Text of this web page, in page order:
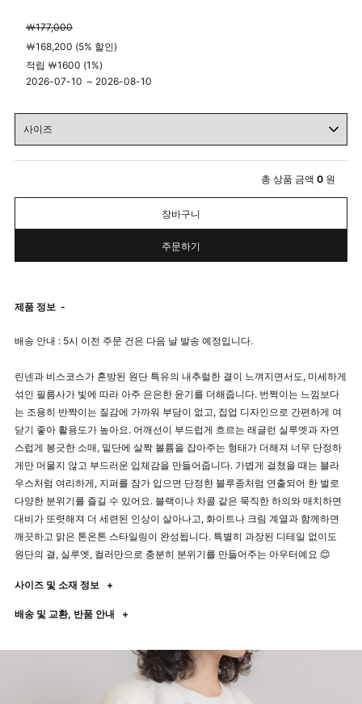
￦177,000
￦168,200 (5% 할인)
적립 ￦1600 (1%)
2026-07-10 ~ 2026-08-10
총 상품 금액 0 원
장바구니
주문하기
제품 정보 -
배송 안내 : 5시 이전 주문 건은 다음 날 발송 예정입니다.
린넨과 비스코스가 혼방된 원단 특유의 내추럴한 결이 느껴지면서도, 미세하게
섞인 필름사가 빛에 따라 아주 은은한 윤기를 더해줍니다. 번쩍이는 느낌보다
는 조용히 반짝이는 질감에 가까워 부담이 없고, 집업 디자인으로 간편하게 여
닫기 좋아 활용도가 높아요. 어깨선이 부드럽게 흐르는 래글런 실루엣과 자연
스럽게 봉긋한 소매, 밑단에 살짝 볼륨을 잡아주는 형태가 더해져 너무 단정하
게만 머물지 않고 부드러운 입체감을 만들어줍니다. 가볍게 걸쳤을 때는 블라
우스처럼 여리하게, 지퍼를 잠가 입으면 단정한 블루종처럼 연출되어 한 벌로
다양한 분위기를 즐길 수 있어요. 블랙이나 차콜 같은 묵직한 하의와 매치하면
대비가 또렷해져 더 세련된 인상이 살아나고, 화이트나 크림 계열과 함께하면
깨끗하고 맑은 톤온톤 스타일링이 완성됩니다. 특별히 과장된 디테일 없이도
원단의 결, 실루엣, 컬러만으로 충분히 분위기를 만들어주는 아우터예요 😊
사이즈 및 소재 정보 +
배송 및 교환, 반품 안내 +